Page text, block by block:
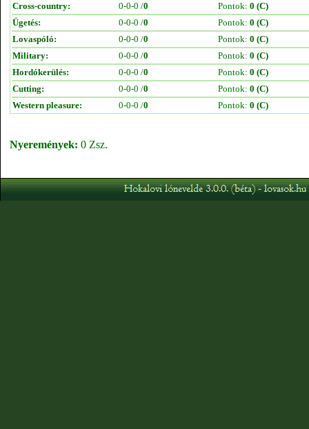
Cross-country:
0-0-0 /0 Pontok: 0 (C)
Ügetés:
0-0-0 /0 Pontok: 0 (C)
Lovaspóló:
0-0-0 /0 Pontok: 0 (C)
Military:
0-0-0 /0 Pontok: 0 (C)
Hordókerülés:
0-0-0 /0 Pontok: 0 (C)
Cutting:
0-0-0 /0 Pontok: 0 (C)
Western pleasure:
0-0-0 /0 Pontok: 0 (C)
Nyeremények: 0 Zsz.